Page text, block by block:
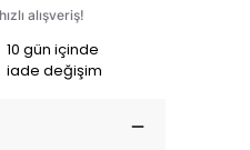
10 gün içinde
iade değişim